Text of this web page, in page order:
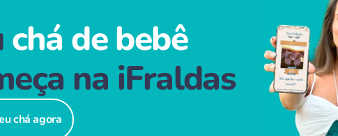
chá de bebê
na iFraldas
chá agora